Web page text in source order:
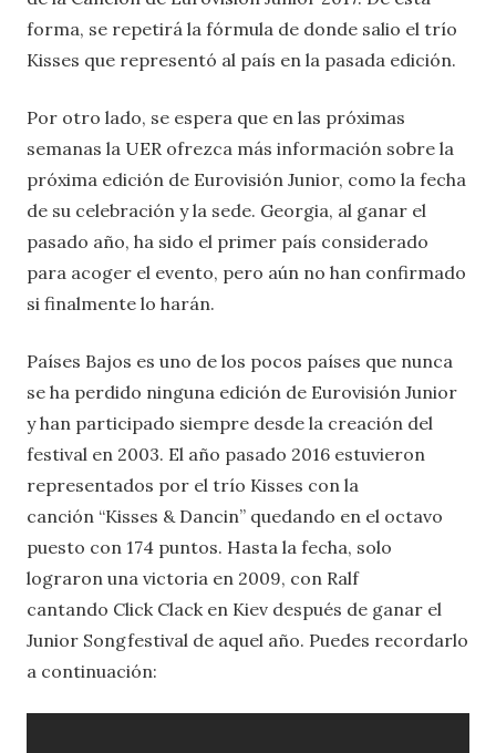
forma, se repetirá la fórmula de donde salio el trío
Kisses que representó al país en la pasada edición.
Por otro lado, se espera que en las próximas
semanas la UER ofrezca más información sobre la
próxima edición de Eurovisión Junior, como la fecha
de su celebración y la sede. Georgia, al ganar el
pasado año, ha sido el primer país considerado
para acoger el evento, pero aún no han confirmado
si finalmente lo harán.
Países Bajos es uno de los pocos países que nunca
se ha perdido ninguna edición de Eurovisión Junior
y han participado siempre desde la creación del
festival en 2003. El año pasado 2016 estuvieron
representados por el trío Kisses con la
canción “Kisses & Dancin” quedando en el octavo
puesto con 174 puntos. Hasta la fecha, solo
lograron una victoria en 2009, con Ralf
cantando Click Clack en Kiev después de ganar el
Junior Songfestival de aquel año. Puedes recordarlo
a continuación: